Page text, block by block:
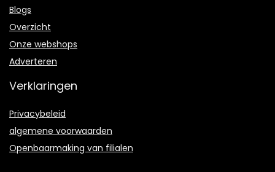
Blogs
Overzicht
Onze webshops
Adverteren
Verklaringen
Privacybeleid
algemene voorwaarden
Openbaarmaking van filialen